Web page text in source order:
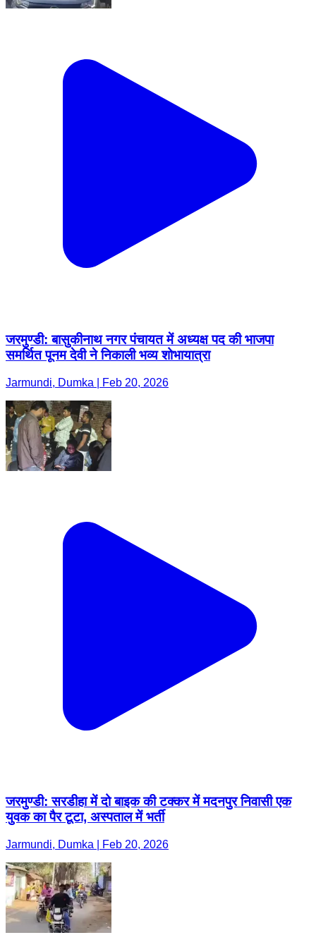
जरमुण्डी: बासुकीनाथ नगर पंचायत में अध्यक्ष पद की भाजपा
समर्थित पूनम देवी ने निकाली भव्य शोभायात्रा
Jarmundi, Dumka | Feb 20, 2026
जरमुण्डी: सरडीहा में दो बाइक की टक्कर में मदनपुर निवासी एक
युवक का पैर टूटा, अस्पताल में भर्ती
Jarmundi, Dumka | Feb 20, 2026